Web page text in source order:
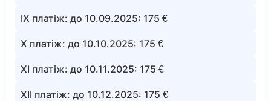
IX платіж: до 10.09.2025: 175 €
X платіж: до 10.10.2025: 175 €
XI платіж: до 10.11.2025: 175 €
XII платіж: до 10.12.2025: 175 €